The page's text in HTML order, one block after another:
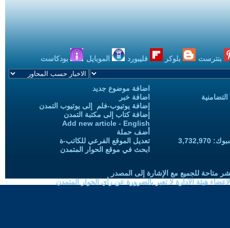
بنترست بلوكر فليبورد الموبايل بودكاست
اضافة موضوع جديد
اضافة خبر
إضافة يوتيوب-فلم إلى يوتيوب التمدن
إضافة كتاب إلى مكتبة التمدن
Add new article - English
أضف حملة
تعديل الموقع الفرعي للكاتب-ة
ابحث في موقع الحوار المتمدن
متاحة للجميع مع الإشارة إلى المصدر
هيئة الادارة لا تعبر بالضرورة عن رأي الحوار المتمدن